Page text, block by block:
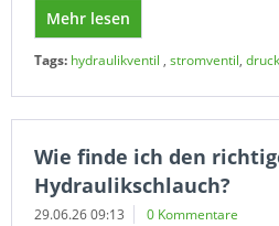
Mehr lesen
Tags: hydraulikventil , stromventil,
Wie finde ich den
Hydraulikschlauch?
29.06.26 09:13 0 Kommentare